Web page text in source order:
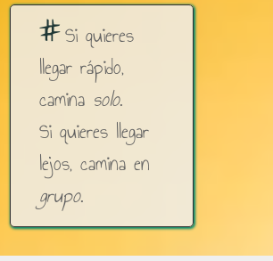
#Si quieres
llegar rápido,
camina solo.
Si quieres llegar
lejos, camina en
grupo.